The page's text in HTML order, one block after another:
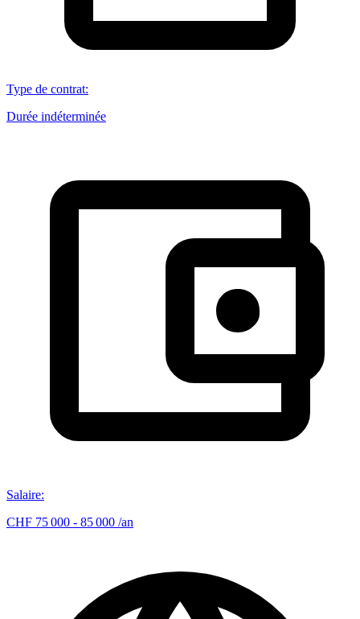
Type de contrat:
Durée indéterminée
Salaire:
CHF 75 000 - 85 000 /an